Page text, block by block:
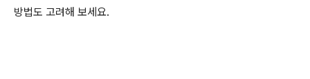
방법도 고려해 보세요.